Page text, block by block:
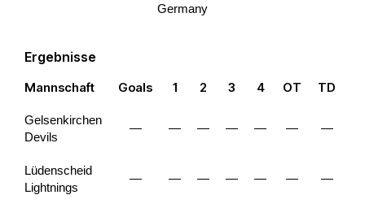
Germany
Ergebnisse
Mannschaft Goals 1 2 3 4 OT TD
Gelsenkirchen
Devils
— — — — — — —
Lüdenscheid
Lightnings
— — — — — — —